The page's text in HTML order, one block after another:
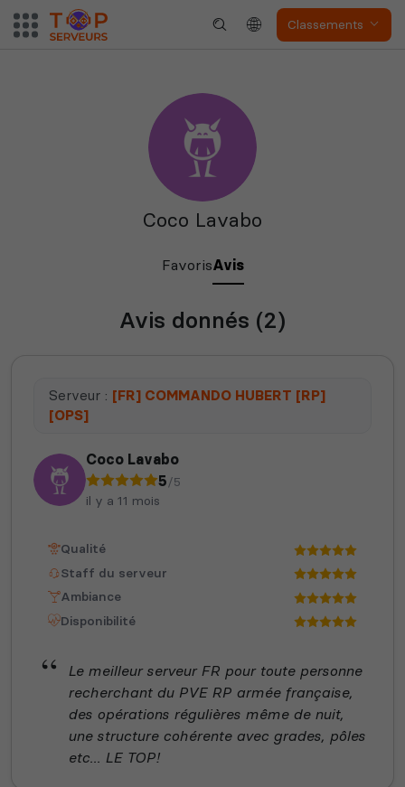
Classements
Atlas
Squad
Myth of Empires Enshrouded
Voir tous les
jeux disponibles
Coco Lavabo
FavorisAvis
Avis donnés (2)
Serveur : [FR] COMMANDO HUBERT [RP]
[OPS]
Coco Lavabo
5/5
il y a 11 mois
Qualité
Staff du serveur
Ambiance
Disponibilité
Le meilleur serveur FR pour toute personne
recherchant du PVE RP armée française,
des opérations régulières même de nuit,
une structure cohérente avec grades, pôles
etc... LE TOP!